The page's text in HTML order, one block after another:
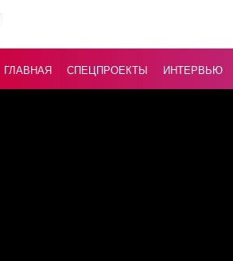
ГЛАВНАЯ СПЕЦПРОЕКТЫ ИНТЕРВЬЮ